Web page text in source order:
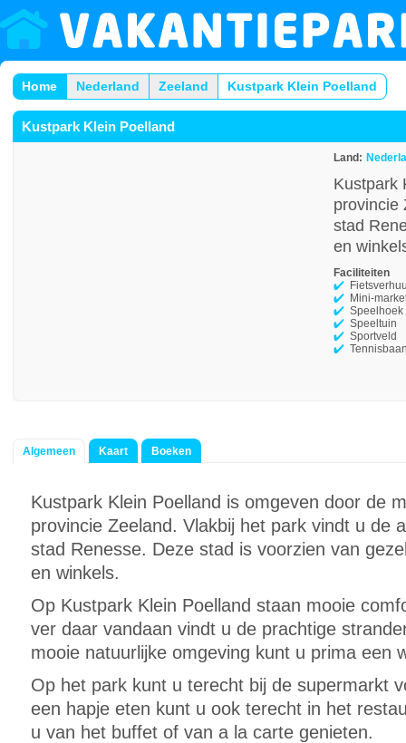
Home Nederland Zeeland Kustpark Klein Poelland
Kustpark Klein Poelland
Land:
Kustpark
provincie
stad
en
Faciliteiten
Mini-
Speelhoek
Speeltuin
Sportveld
Algemeen Kaart Boeken
Kustpark Klein Poelland is omgeven door de
provincie Zeeland. Vlakbij het park vindt u de
stad Renesse. Deze stad is voorzien van
en winkels.
Op Kustpark Klein Poelland staan mooie
ver daar vandaan vindt u de prachtige
mooie natuurlijke omgeving kunt u prima een
Op het park kunt u terecht bij de supermarkt
een hapje eten kunt u ook terecht in het
u van het buffet of van a la carte genieten.